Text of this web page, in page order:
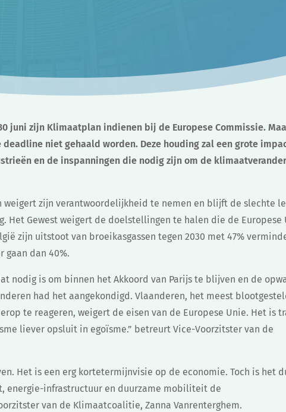
juni zijn Klimaatplan indienen bij de Europese Commissie.
deadline niet gehaald worden. Deze houding zal een grote
en de inspanningen die nodig zijn om de
weigert zijn verantwoordelijkheid te nemen en blijft de slechte
Het Gewest weigert de doelstellingen te halen die de Europese
zijn uitstoot van broeikasgassen tegen 2030 met 47%
gaan dan 40%.
nodig is om binnen het Akkoord van Parijs te blijven en de
had het aangekondigd. Vlaanderen, het meest
te reageren, weigert de eisen van de Europese Unie. Het is
liever opsluit in egoïsme.” betreurt Vice-Voorzitster van de
Het is een erg kortetermijnvisie op de economie. Toch is het
energie-infrastructuur en duurzame mobiliteit de
van de Klimaatcoalitie, Zanna Vanrenterghem.